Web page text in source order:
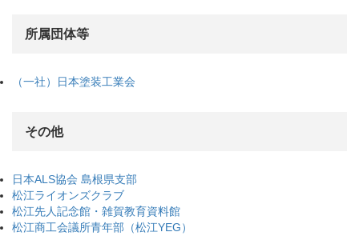
所属団体等
（一社）日本塗装工業会
その他
日本ALS協会 島根県支部
松江ライオンズクラブ
松江先人記念館・雑賀教育資料館
松江商工会議所青年部（松江YEG）